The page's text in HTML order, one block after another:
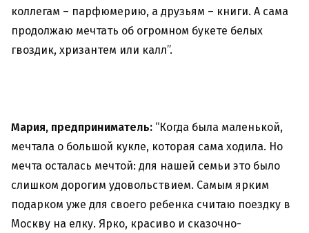
коллегам – парфюмерию, а друзьям – книги. А сама
продолжаю мечтать об огромном букете белых
гвоздик, хризантем или калл”.
Мария, предприниматель: “Когда была маленькой,
мечтала о большой кукле, которая сама ходила. Но
мечта осталась мечтой: для нашей семьи это было
слишком дорогим удовольствием. Самым ярким
подарком уже для своего ребенка считаю поездку в
Москву на елку. Ярко, красиво и сказочно-